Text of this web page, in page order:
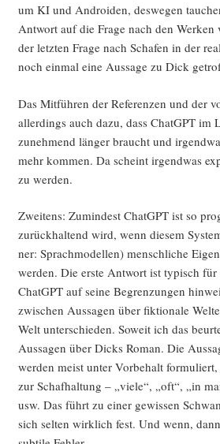
um KI und Andro­iden, des­we­gen
Ant­wort auf die Fra­ge nach den
der letz­ten Fra­ge nach Scha­fen in der
noch ein­mal eine Aus­sa­ge zu Dick
Das Mit­füh­ren der Refe­ren­zen und der
aller­dings auch dazu, dass ChatGPT im
zuneh­mend län­ger braucht und
mehr kom­men. Da scheint irgend­was
zu werden.
Zwei­tens: Zumin­dest ChatGPT ist so
zurück­hal­tend wird, wenn die­sem
ner: Sprach­mo­del­len) mensch­li­che
wer­den. Die ers­te Ant­wort ist typisch
ChatGPT auf sei­ne Begren­zun­gen
zwi­schen Aus­sa­gen über fik­tio­na­le
Welt unter­schie­den. Soweit ich das
Aus­sa­gen über Dicks Roman. Die
wer­den meist unter Vor­be­halt
zur Schaf­hal­tung – „vie­le“, „oft“, „in
usw. Das führt zu einer gewis­sen
sich sel­ten wirk­lich fest. Und wenn,